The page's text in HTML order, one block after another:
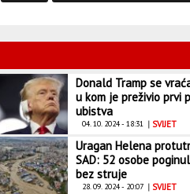
Donald Tramp se
u kom je preživio prvi
ubistva
04. 10. 2024 - 18:31 | SVIJET
Uragan Helena
SAD: 52 osobe
bez struje
28. 09. 2024 - 20:07 | SVIJET